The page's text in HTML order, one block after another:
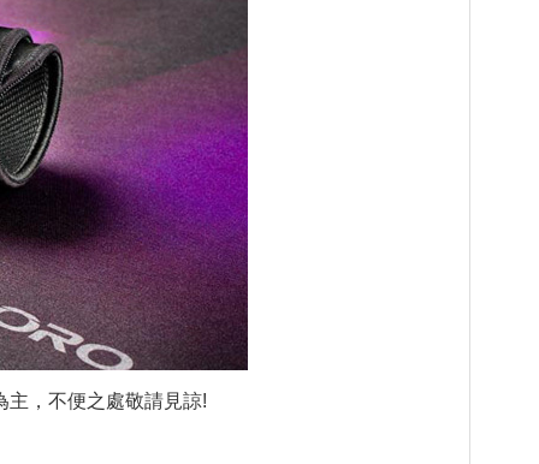
，不便之處敬請見諒!